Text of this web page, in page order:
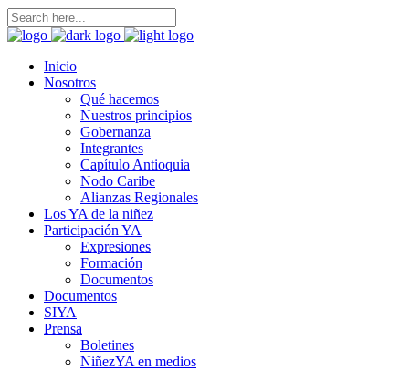
Inicio
Nosotros
Qué hacemos
Nuestros principios
Gobernanza
Integrantes
Capítulo Antioquia
Nodo Caribe
Alianzas Regionales
Los YA de la niñez
Participación YA
Expresiones
Formación
Documentos
Documentos
SIYA
Prensa
Boletines
NiñezYA en medios